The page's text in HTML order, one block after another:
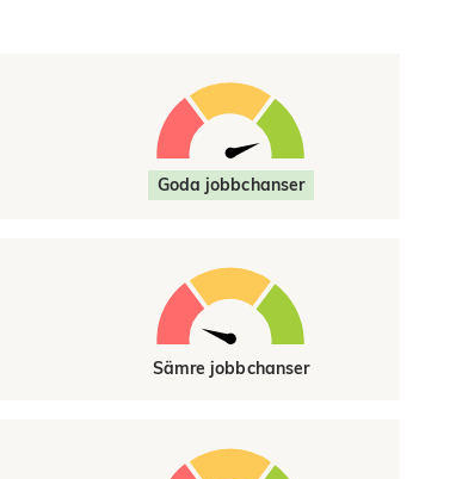
Goda jobbchanser
Sämre jobbchanser